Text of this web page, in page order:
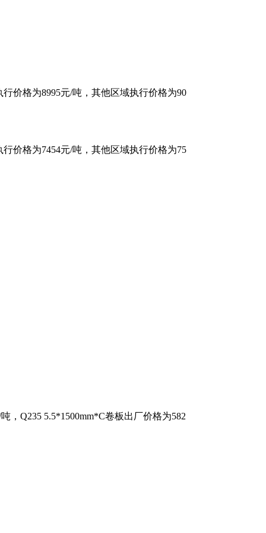
价格为8995元/吨，其他区域执行价格为90
价格为7454元/吨，其他区域执行价格为75
，Q235 5.5*1500mm*C卷板出厂价格为582